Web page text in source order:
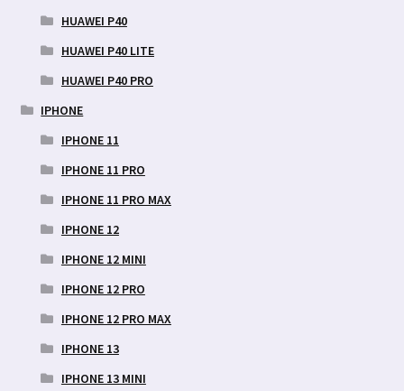
HUAWEI P40
HUAWEI P40 LITE
HUAWEI P40 PRO
IPHONE
IPHONE 11
IPHONE 11 PRO
IPHONE 11 PRO MAX
IPHONE 12
IPHONE 12 MINI
IPHONE 12 PRO
IPHONE 12 PRO MAX
IPHONE 13
IPHONE 13 MINI